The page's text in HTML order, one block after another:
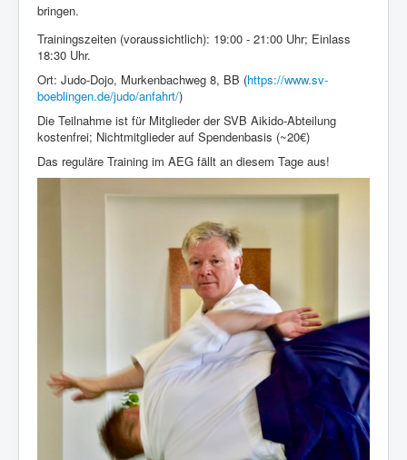
bringen.
Trainingszeiten (voraussichtlich): 19:00 - 21:00 Uhr; Einlass
18:30 Uhr.
Ort: Judo-Dojo, Murkenbachweg 8, BB (https://www.sv-
boeblingen.de/judo/anfahrt/)
Die Teilnahme ist für Mitglieder der SVB Aikido-Abteilung
kostenfrei; Nichtmitglieder auf Spendenbasis (~20€)
Das reguläre Training im AEG fällt an diesem Tage aus!